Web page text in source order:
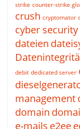
strike counter-strike
crush cryptomator
cyber security
dateien
debit dedicated server
management
domain
e-mails e2ee